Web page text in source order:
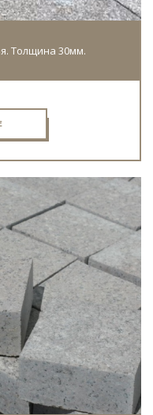
Толщина 30мм.